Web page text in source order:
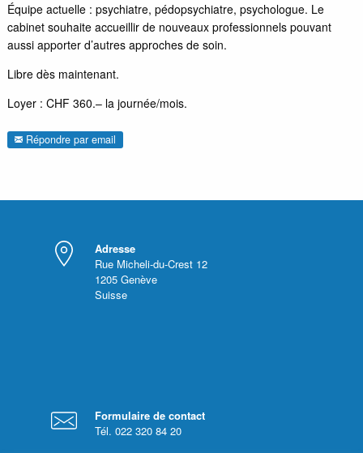
Équipe actuelle : psychiatre, pédopsychiatre, psychologue. Le
cabinet souhaite accueillir de nouveaux professionnels pouvant
aussi apporter d’autres approches de soin.
Libre dès maintenant.
Loyer : CHF 360.– la journée/mois.
Répondre par email
Adresse
Rue Micheli-du-Crest 12
1205 Genève
Suisse
Formulaire de contact
Tél. 022 320 84 20